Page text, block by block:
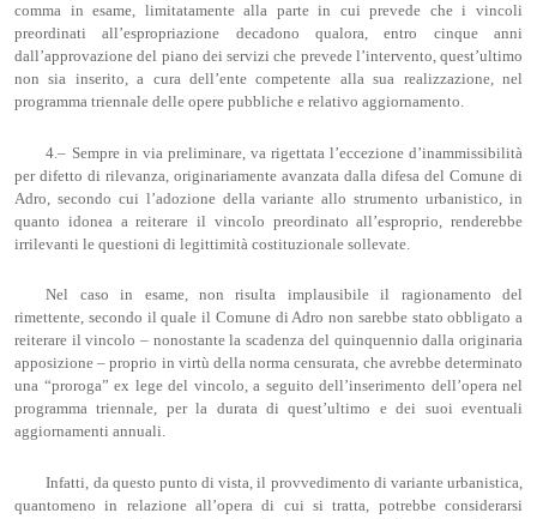
comma in esame, limitatamente alla parte in cui prevede che i vincoli
preordinati all’espropriazione decadono qualora, entro cinque anni
dall’approvazione del piano dei servizi che prevede l’intervento, quest’ultimo
non sia inserito, a cura dell’ente competente alla sua realizzazione, nel
programma triennale delle opere pubbliche e relativo aggiornamento.
4.– Sempre in via preliminare, va rigettata l’eccezione d’inammissibilità
per difetto di rilevanza, originariamente avanzata dalla difesa del Comune di
Adro, secondo cui l’adozione della variante allo strumento urbanistico, in
quanto idonea a reiterare il vincolo preordinato all’esproprio, renderebbe
irrilevanti le questioni di legittimità costituzionale sollevate.
Nel caso in esame, non risulta implausibile il ragionamento del
rimettente, secondo il quale il Comune di Adro non sarebbe stato obbligato a
reiterare il vincolo – nonostante la scadenza del quinquennio dalla originaria
apposizione – proprio in virtù della norma censurata, che avrebbe determinato
una “proroga” ex lege del vincolo, a seguito dell’inserimento dell’opera nel
programma triennale, per la durata di quest’ultimo e dei suoi eventuali
aggiornamenti annuali.
Infatti, da questo punto di vista, il provvedimento di variante urbanistica,
quantomeno in relazione all’opera di cui si tratta, potrebbe considerarsi